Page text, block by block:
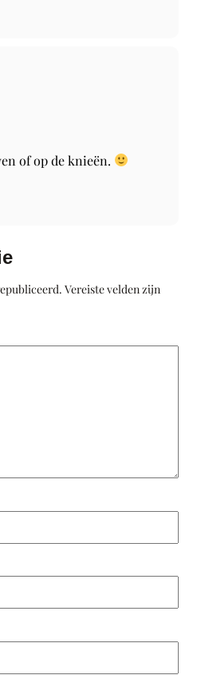
of op de knieën.
Vereiste velden zijn